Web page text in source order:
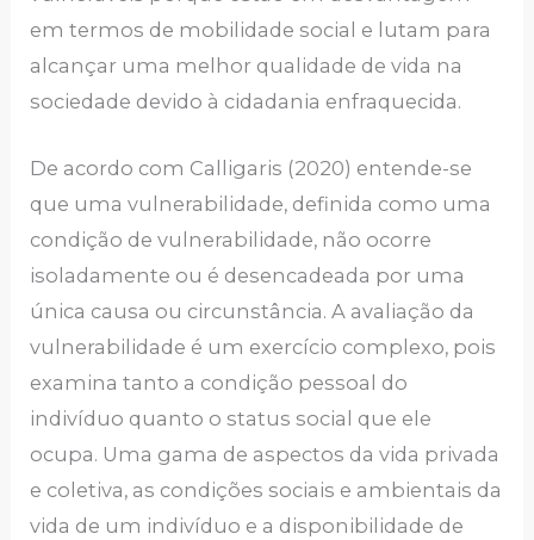
em termos de mobilidade social e lutam para
alcançar uma melhor qualidade de vida na
sociedade devido à cidadania enfraquecida.
De acordo com Calligaris (2020) entende-se
que uma vulnerabilidade, definida como uma
condição de vulnerabilidade, não ocorre
isoladamente ou é desencadeada por uma
única causa ou circunstância. A avaliação da
vulnerabilidade é um exercício complexo, pois
examina tanto a condição pessoal do
indivíduo quanto o status social que ele
ocupa. Uma gama de aspectos da vida privada
e coletiva, as condições sociais e ambientais da
vida de um indivíduo e a disponibilidade de